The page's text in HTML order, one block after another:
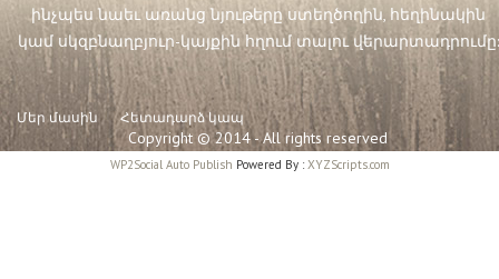
ինչպես նաեւ առանց նյութերը ստեղծողին, հեղինակին
կամ սկզբնաղբյուր-կայքին հղում տալու վերարտադրումը:
Մեր մասին Հետադարձ կապ
Copyright © 2014 - All rights reserved
WP2Social Auto Publish Powered By :XYZScripts.com